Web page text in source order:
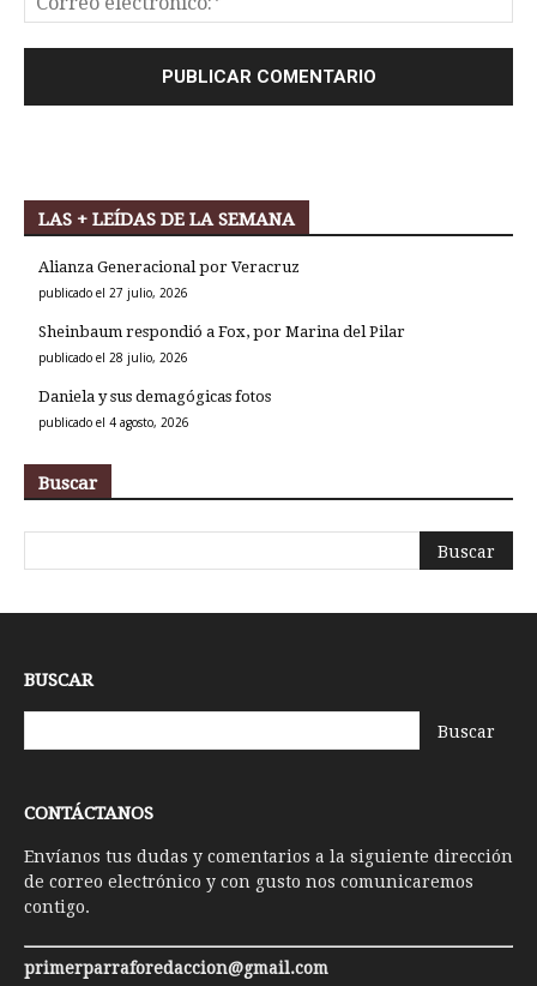
LAS + LEÍDAS DE LA SEMANA
Alianza Generacional por Veracruz
publicado el 27 julio, 2026
Sheinbaum respondió a Fox, por Marina del Pilar
publicado el 28 julio, 2026
Daniela y sus demagógicas fotos
publicado el 4 agosto, 2026
Buscar
BUSCAR
CONTÁCTANOS
Envíanos tus dudas y comentarios a la siguiente dirección
de correo electrónico y con gusto nos comunicaremos
contigo.
primerparraforedaccion@gmail.com